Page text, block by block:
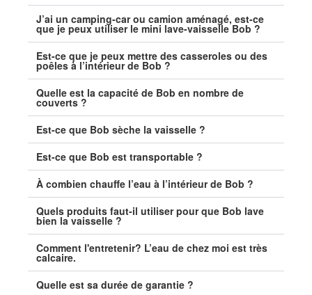
J’ai un camping-car ou camion aménagé, est-ce
que je peux utiliser le mini lave-vaisselle Bob ?
Est-ce que je peux mettre des casseroles ou des
poêles à l’intérieur de Bob ?
Quelle est la capacité de Bob en nombre de
couverts ?
Est-ce que Bob sèche la vaisselle ?
Est-ce que Bob est transportable ?
À combien chauffe l’eau à l’intérieur de Bob ?
Quels produits faut-il utiliser pour que Bob lave
bien la vaisselle ?
Comment l'entretenir? L’eau de chez moi est très
calcaire.
Quelle est sa durée de garantie ?